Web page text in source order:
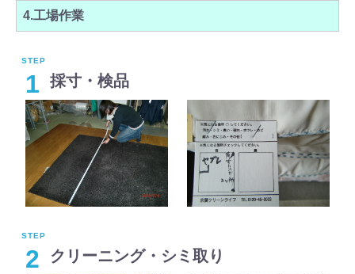
4.工場作業
1 採寸・検品
2 クリーニング・シミ取り